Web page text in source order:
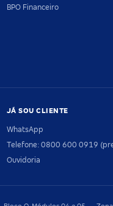
BPO Financeiro
JÁ SOU CLIENTE
WhatsApp
Telefone: 0800 600 0919
Ouvidoria